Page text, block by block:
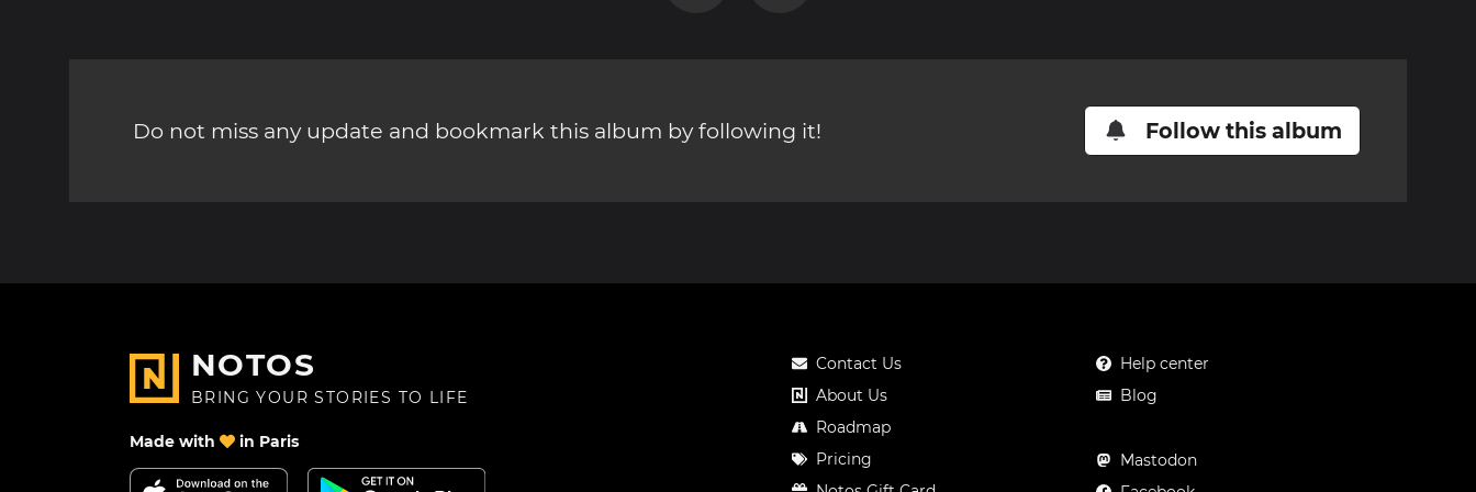
Do not miss any update and bookmark this album by following it! Follow this album
NOTOS
BRING YOUR STORIES TO LIFE
Made with in Paris
Contact Us
About Us
Roadmap
Pricing
Help center
Blog
Mastodon